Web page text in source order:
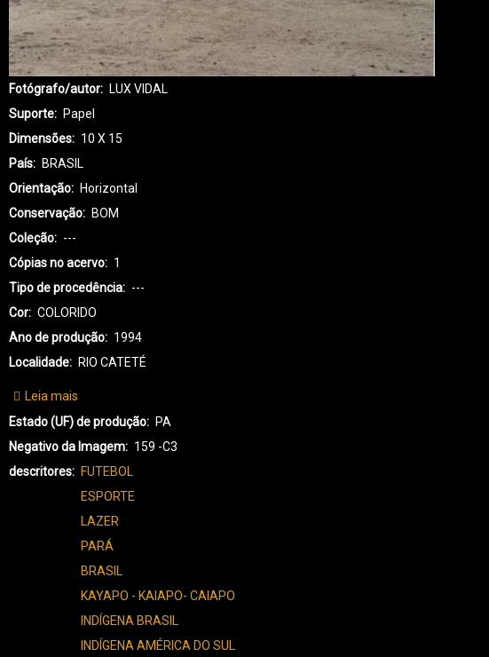
Fotógrafo/autor
LUX VIDAL
Suporte
Papel
Dimensões
10 X 15
País
BRASIL
Orientação
Horizontal
Conservação
BOM
Coleção
---
Cópias no acervo
1
Tipo de procedência
---
Cor
COLORIDO
Ano de produção
1994
Localidade
RIO CATETÉ
Leia mais
KX-
KAYAPÓ
XIKRIN-
3486
Estado (UF) de produção
PA
Negativo da Imagem
159 -C3
descritores
FUTEBOL
ESPORTE
LAZER
PARÁ
BRASIL
KAYAPO - KAIAPO- CAIAPO
INDÍGENA BRASIL
INDÍGENA AMÉRICA DO SUL